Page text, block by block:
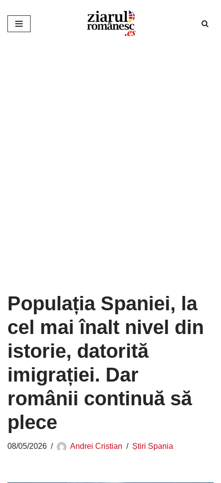
Sari
Populația Spaniei, la
cel mai înalt nivel din
istorie, datorită
imigrației. Dar
românii continuă să
plece
08/05/2026 Andrei Cristian Știri Spania